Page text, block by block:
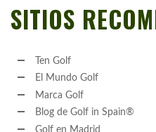
SITIOS
Ten Golf
El Mundo Golf
Marca Golf
Blog de Golf in Spain®
Golf en Madrid